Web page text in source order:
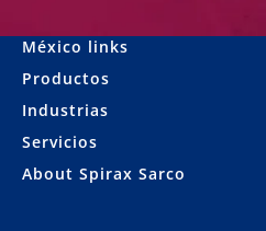
México links
Productos
Industrias
Servicios
About Spirax Sarco